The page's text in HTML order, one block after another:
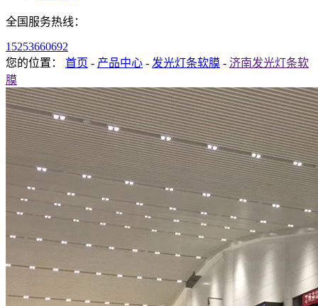
全国服务热线：
15253660692
您的位置： 首页 - 产品中心 - 发光灯条软膜 - 济南发光灯条软
膜